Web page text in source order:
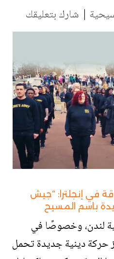
| شارك بتعليقك
في إنجلترا: “جيش
باسم المسيح
لندن، وخصوصًا في
حركة دينية جديدة تحمل